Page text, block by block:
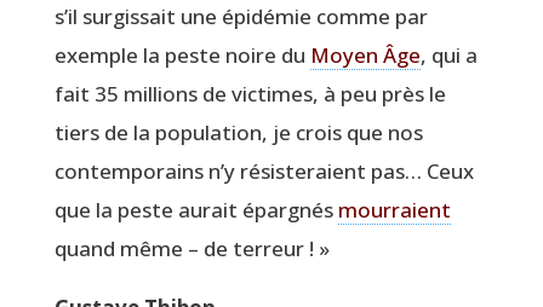
s’il sur­gis­sait une épi­dé­mie comme par
exemple la peste noire du Moyen Âge, qui a
fait 35 mil­lions de vic­times, à peu près le
tiers de la popu­la­tion, je crois que nos
contem­po­rains n’y résis­te­raient pas… Ceux
que la peste aurait épar­gnés mour­raient
quand même – de terreur ! »